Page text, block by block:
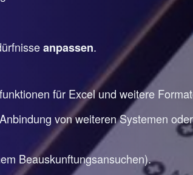
anpassen.
für Excel und weitere
von weiteren Systemen
Beauskunftungsansuchen).